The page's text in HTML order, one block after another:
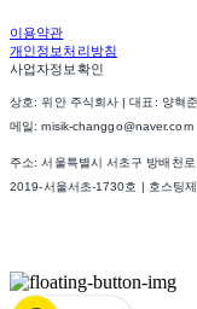
이용약관
개인정보처리방침
사업자정보확인
상호: 위안 주식회사 | 대표: 양혁
메일: misik-changgo@naver.com
주소: 서울특별시 서초구 방배천
2019-서울서초-1730호
| 호스팅